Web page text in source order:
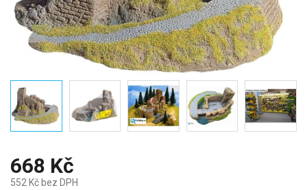
668 Kč
552 Kč bez DPH